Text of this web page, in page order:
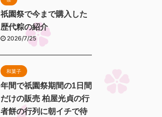
祇園祭で今まで購入した
歴代粽の紹介
2026/7/25
和菓子
年間で祇園祭期間の1日間
だけの販売 柏屋光貞の行
者餅の行列に朝イチで待